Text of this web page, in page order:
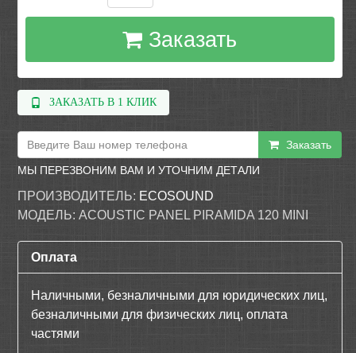
Заказать
ЗАКАЗАТЬ В 1 КЛИК
Заказать
МЫ ПЕРЕЗВОНИМ ВАМ И УТОЧНИМ ДЕТАЛИ
ПРОИЗВОДИТЕЛЬ: ECOSOUND
МОДЕЛЬ: ACOUSTIC PANEL PIRAMIDA 120 MINI
Оплата
Наличными, безналичными для юридических лиц,
безналичными для физических лиц, оплата
частями